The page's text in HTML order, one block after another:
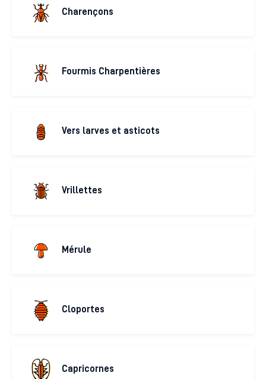
Charençons
Fourmis Charpentières
Vers larves et asticots
Vrillettes
Mérule
Cloportes
Capricornes